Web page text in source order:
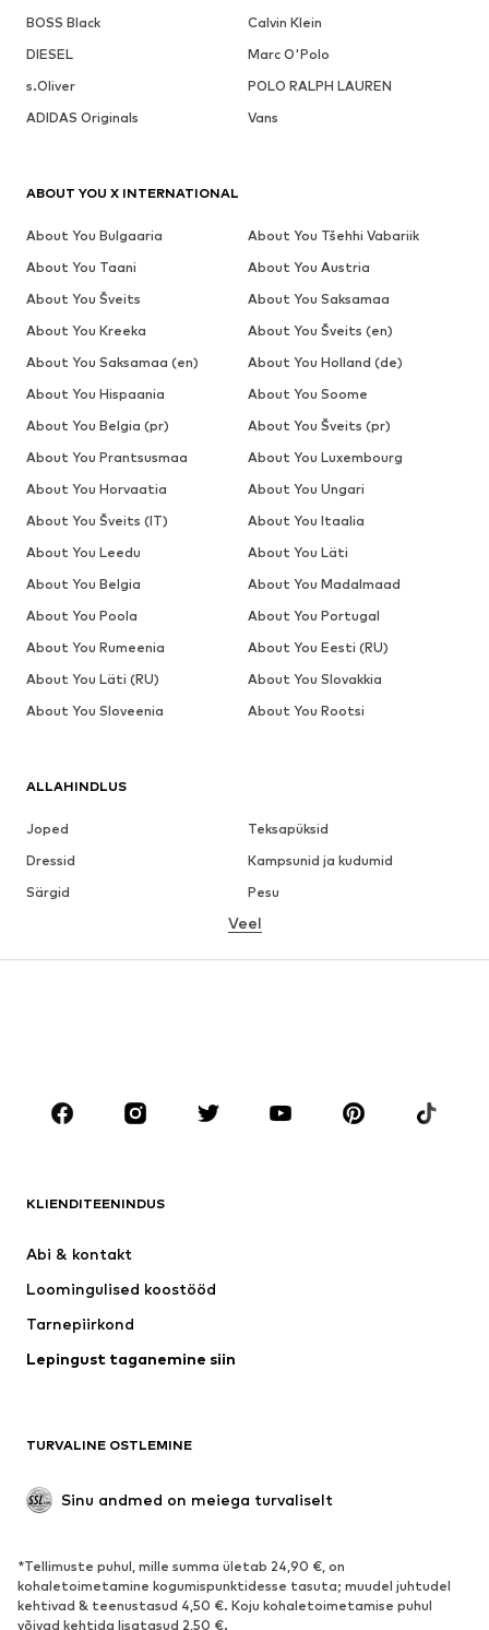
BOSS Black
Calvin Klein
DIESEL
Marc O'Polo
s.Oliver
POLO RALPH LAUREN
ADIDAS Originals
Vans
ALLAHINDLUS
Joped
Teksapüksid
Dressid
Kampsunid ja kudumid
Särgid
Pesu
Pluusid
RIIDED
Joped
Ülikonnad ja pintsakud
Ujumisriided
Sündmused
JALANÕUD
Uus
Saapad
Lahtised jalatsid
Eksklusiivne
Veel
KLIENDITEENINDUS
Abi & kontakt
Loomingulised koostööd
Tarnepiirkond
Lepingust taganemine siin
TURVALINE OSTLEMINE
Sinu andmed on meiega turvaliselt
*Tellimuste puhul, mille summa ületab 24,90 €, on
kohaletoimetamine kogumispunktidesse tasuta; muudel juhtudel
kehtivad & teenustasud 4,50 €. Koju kohaletoimetamise puhul
võivad kehtida lisatasud 2,50 €.
ABOUT YOU X INTERNATIONAL
About You Bulgaaria
About You Tšehhi Vabariik
About You Taani
About You Austria
About You Šveits
About You Saksamaa
About You Kreeka
About You Šveits (en)
About You Saksamaa (en)
About You Holland (de)
About You Hispaania
About You Soome
About You Belgia (pr)
About You Šveits (pr)
About You Prantsusmaa
About You Luxembourg
About You Horvaatia
About You Ungari
About You Šveits (IT)
About You Itaalia
About You Leedu
About You Läti
About You Belgia
About You Madalmaad
About You Poola
About You Portugal
About You Rumeenia
About You Eesti (RU)
About You Läti (RU)
About You Slovakkia
About You Sloveenia
About You Rootsi